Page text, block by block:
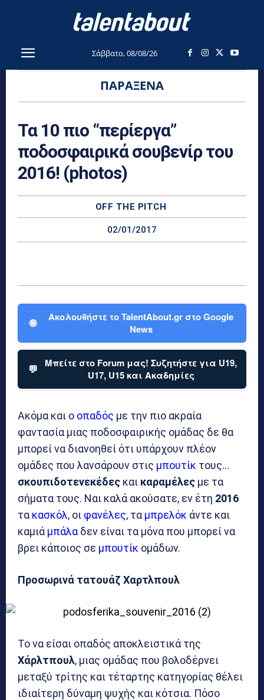
Σάββατο, 08/08/26
ΠΑΡΆΞΕΝΑ
Τα 10 πιο “περίεργα”
ποδοσφαιρικά σουβενίρ του
2016! (photos)
OFF THE PITCH
02/01/2017
🌐
Ακολουθήστε το TalentAbout.gr στο Google
News
💬
Μπείτε στο Forum μας! Συζητήστε για U19,
U17, U15 και Ακαδημίες
Ακόμα και ο οπαδός με την πιο ακραία
φαντασία μιας ποδοσφαιρικής ομάδας δε θα
μπορεί να διανοηθεί ότι υπάρχουν πλέον
ομάδες που λανσάρουν στις μπουτίκ τους…
σκουπιδοτενεκέδες και καραμέλες με τα
σήματα τους. Ναι καλά ακούσατε, εν έτη 2016
τα κασκόλ, οι φανέλες, τα μπρελόκ άντε και
καμιά μπάλα δεν είναι τα μόνα που μπορεί να
βρει κάποιος σε μπουτίκ ομάδων.
Προσωρινά τατουάζ Χαρτλπουλ
Το να είσαι οπαδός αποκλειστικά της
Χάρλτπουλ, μιας ομάδας που βολοδέρνει
μεταξύ τρίτης και τέταρτης κατηγορίας θέλει
ιδιαίτερη δύναμη ψυχής και κότσια. Πόσο